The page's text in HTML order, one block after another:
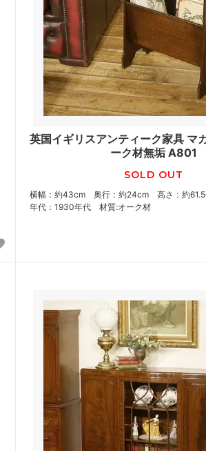
英国イギリスアンティーク家具 マ
ーク材無垢 A801
SOLD OUT
横幅：約43cm 奥行：約24cm 高さ：約
年代：1930年代 材質:オーク材